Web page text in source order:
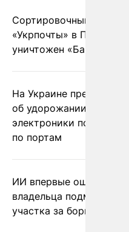
Сортировочный пункт
«Укрпочты» в
уничтожен
На Украине
об удорожании
электроники после
по портам
ИИ впервые
владельца
участка за борщевик